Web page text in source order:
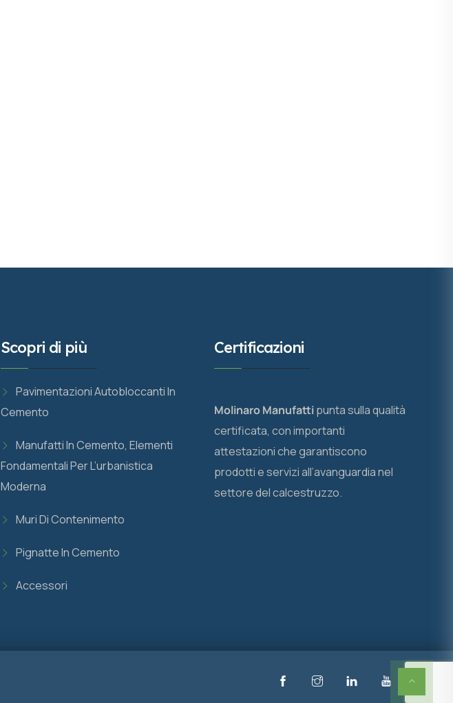
Scopri di più
Pavimentazioni Autobloccanti In
Cemento
Manufatti In Cemento, Elementi
Fondamentali Per L’urbanistica
Moderna
Muri Di Contenimento
Pignatte In Cemento
Accessori
Certificazioni
Molinaro Manufattipunta sulla qualità
certificata, con importanti
attestazioni che garantiscono
prodotti e servizi all’avanguardia nel
settore del calcestruzzo.